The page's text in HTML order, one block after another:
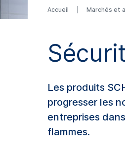
Accueil Marchés et
Les produits
progresser les
entreprises
flammes.